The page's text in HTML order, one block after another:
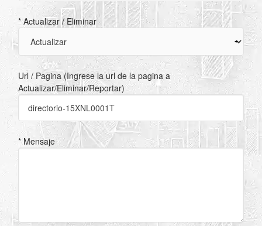
* Actualizar / Eliminar
Url / Pagina (Ingrese la url de la pagina a
Actualizar/Eliminar/Reportar)
* Mensaje